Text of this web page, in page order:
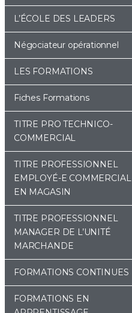
L’ÉCOLE DES LEADERS
Négociateur opérationnel
LES FORMATIONS
Fiches Formations
TITRE PRO TECHNICO-
COMMERCIAL
TITRE PROFESSIONNEL
EMPLOYÉ-E COMMERCIAL
EN MAGASIN
TITRE PROFESSIONNEL
MANAGER DE L’UNITÉ
MARCHANDE
FORMATIONS CONTINUES
FORMATIONS EN